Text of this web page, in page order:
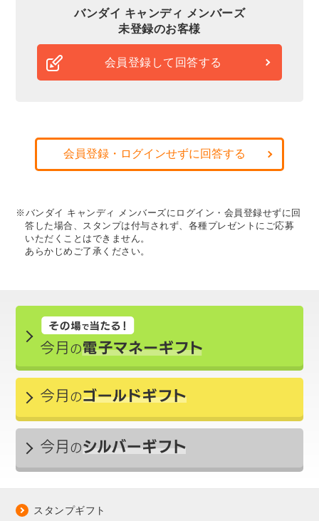
バンダイ キャンディ メンバーズ
未登録のお客様
会員登録して回答する
会員登録・ログインせずに回答する
※バンダイ キャンディ メンバーズにログイン・会員登録せずに回
答した場合、スタンプは付与されず、各種プレゼントにご応募
いただくことはできません。
あらかじめご了承ください。
スタンプギフト